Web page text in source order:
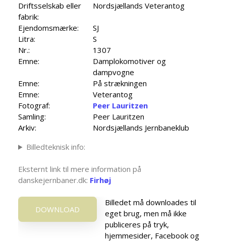
Driftsselskab eller
fabrik:
Nordsjællands Veterantog
Ejendomsmærke:
SJ
Litra:
S
Nr.:
1307
Emne:
Damplokomotiver og
dampvogne
Emne:
På strækningen
Emne:
Veterantog
Fotograf:
Peer Lauritzen
Samling:
Peer Lauritzen
Arkiv:
Nordsjællands Jernbaneklub
Billedteknisk info:
Eksternt link til mere information på
danskejernbaner.dk: Firhøj
DOWNLOAD
Billedet må downloades til
eget brug, men må ikke
publiceres på tryk,
hjemmesider, Facebook og